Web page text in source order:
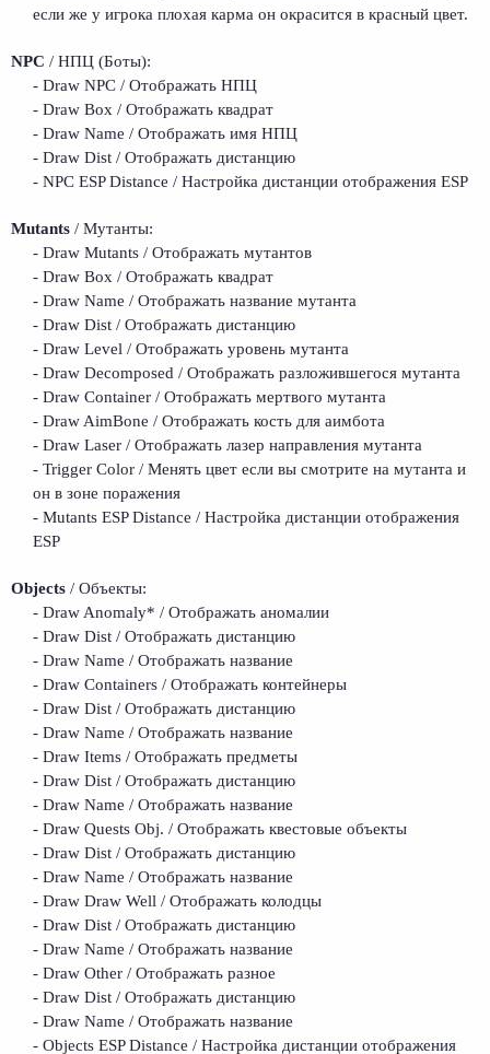
если же у игрока плохая карма он окрасится в красный цвет.
NPC / НПЦ (Боты):
- Draw NPC / Отображать НПЦ
- Draw Box / Отображать квадрат
- Draw Name / Отображать имя НПЦ
- Draw Dist / Отображать дистанцию
- NPC ESP Distance / Настройка дистанции отображения ESP
Mutants / Мутанты:
- Draw Mutants / Отображать мутантов
- Draw Box / Отображать квадрат
- Draw Name / Отображать название мутанта
- Draw Dist / Отображать дистанцию
- Draw Level / Отображать уровень мутанта
- Draw Decomposed / Отображать разложившегося мутанта
- Draw Container / Отображать мертвого мутанта
- Draw AimBone / Отображать кость для аимбота
- Draw Laser / Отображать лазер направления мутанта
- Trigger Color / Менять цвет если вы смотрите на мутанта и
он в зоне поражения
- Mutants ESP Distance / Настройка дистанции отображения
ESP
Objects / Объекты:
- Draw Anomaly* / Отображать аномалии
- Draw Dist / Отображать дистанцию
- Draw Name / Отображать название
- Draw Containers / Отображать контейнеры
- Draw Dist / Отображать дистанцию
- Draw Name / Отображать название
- Draw Items / Отображать предметы
- Draw Dist / Отображать дистанцию
- Draw Name / Отображать название
- Draw Quests Obj. / Отображать квестовые объекты
- Draw Dist / Отображать дистанцию
- Draw Name / Отображать название
- Draw Draw Well / Отображать колодцы
- Draw Dist / Отображать дистанцию
- Draw Name / Отображать название
- Draw Other / Отображать разное
- Draw Dist / Отображать дистанцию
- Draw Name / Отображать название
- Objects ESP Distance / Настройка дистанции отображения